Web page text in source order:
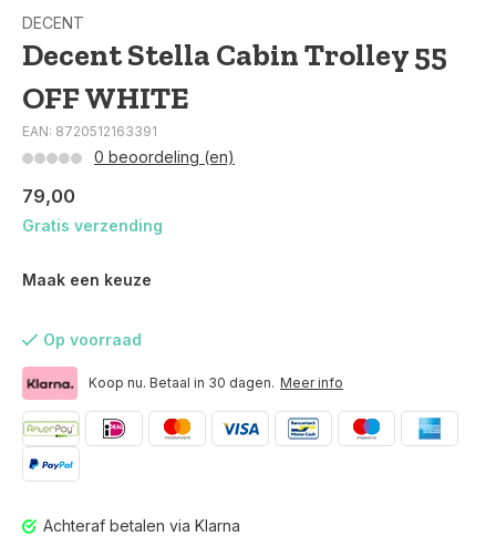
DECENT
Decent Stella Cabin Trolley 55
OFF WHITE
EAN: 8720512163391
0 beoordeling (en)
79,00
Gratis verzending
Maak een keuze
Op voorraad
Koop nu. Betaal in 30 dagen. Meer info
Achteraf betalen via Klarna